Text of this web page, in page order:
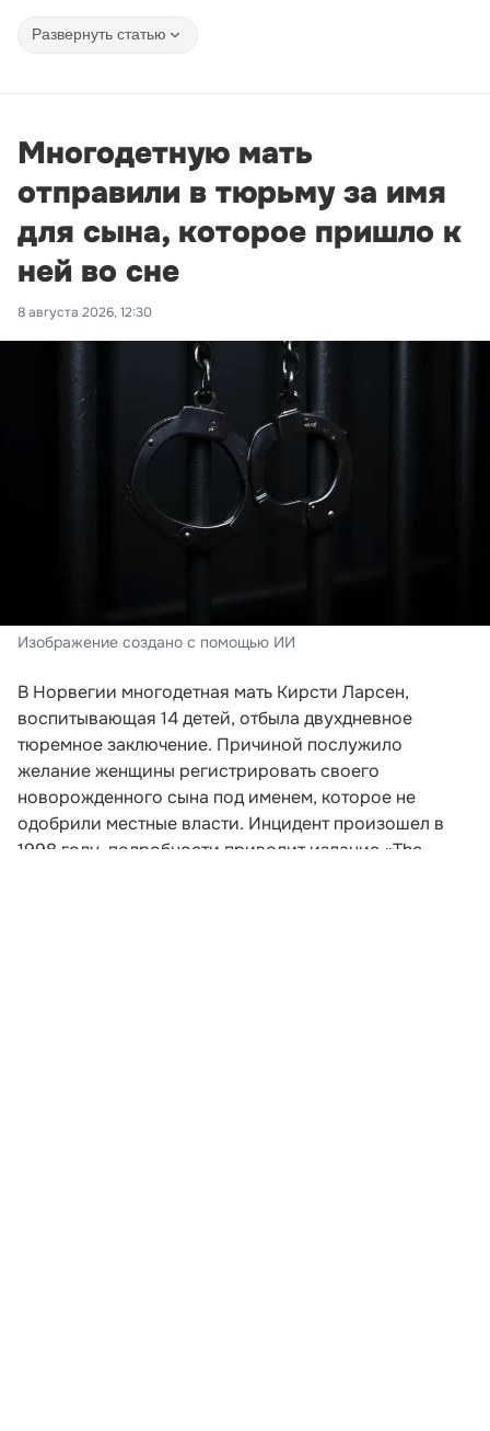
Развернуть статью
Многодетную мать
отправили в тюрьму за имя
для сына, которое пришло к
ней во сне
8 августа 2026, 12:30
Изображение создано с помощью ИИ
В Норвегии многодетная мать Кирсти Ларсен,
воспитывающая 14 детей, отбыла двухдневное
тюремное заключение. Причиной послужило
желание женщины регистрировать своего
новорожденного сына под именем, которое не
одобрили местные власти. Инцидент произошел в
1998 году, подробности приводит издание «The